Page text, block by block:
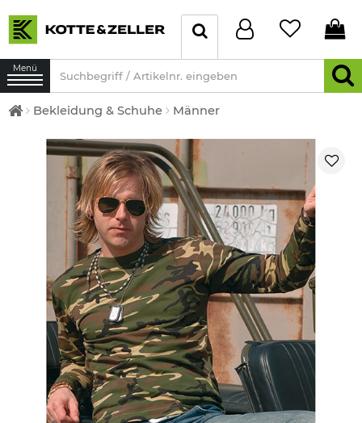
Menü
Bekleidung & Schuhe Männer